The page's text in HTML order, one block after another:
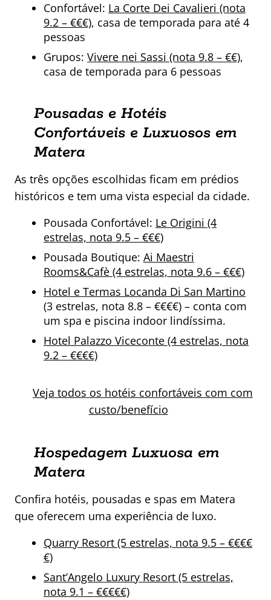
Confortável: La Corte Dei Cavalieri (nota
9.2 – €€€), casa de temporada para até 4
pessoas
Grupos: Vivere nei Sassi (nota 9.8 – €€),
casa de temporada para 6 pessoas
Pousadas e Hotéis
Confortáveis e Luxuosos em
Matera
As três opções escolhidas ficam em prédios
históricos e tem uma vista especial da cidade.
Pousada Confortável: Le Origini (4
estrelas, nota 9.5 – €€€)
Pousada Boutique: Ai Maestri
Rooms&Cafè (4 estrelas, nota 9.6 – €€€)
Hotel e Termas Locanda Di San Martino
(3 estrelas, nota 8.8 – €€€€) – conta com
um spa e piscina indoor lindíssima.
Hotel Palazzo Viceconte (4 estrelas, nota
9.2 – €€€€)
Veja todos os hotéis confortáveis com com
custo/benefício
Hospedagem Luxuosa em
Matera
Confira hotéis, pousadas e spas em Matera
que oferecem uma experiência de luxo.
Quarry Resort (5 estrelas, nota 9.5 – €€€€
€)
Sant’Angelo Luxury Resort (5 estrelas,
nota 9.1 – €€€€€)